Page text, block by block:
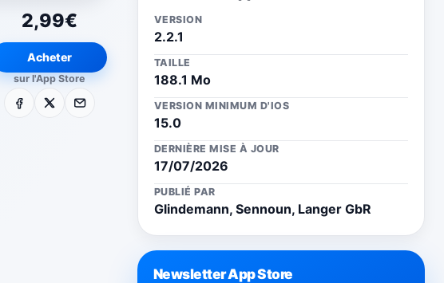
2,99€
Acheter
sur l'App Store
Facebook E-mail
VERSION
2.2.1
TAILLE
188.1 Mo
VERSION MINIMUM D'IOS
15.0
DERNIÈRE MISE À JOUR
17/07/2026
PUBLIÉ PAR
Glindemann, Sennoun, Langer GbR
Newsletter App Store